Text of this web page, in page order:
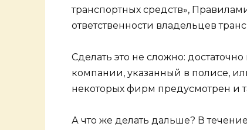
транспортных средств»,
ответственности владельцев
Сделать это не сложно:
компании, указанный в полисе,
некоторых фирм предусмотрен и
А что же делать дальше? В